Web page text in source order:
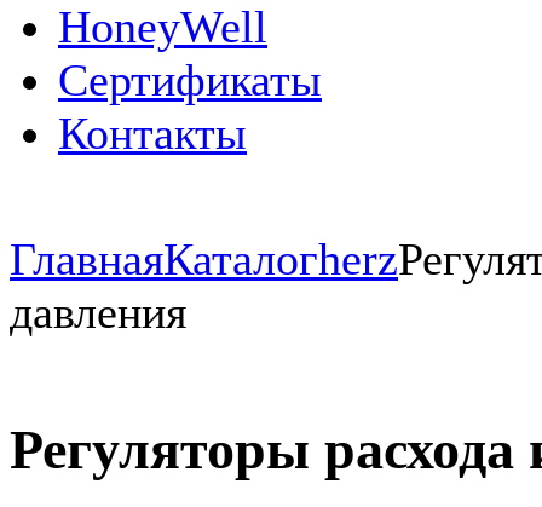
HoneyWell
Сертификаты
Контакты
ГлавнаяКаталогherz
давления
Регуляторы расхода